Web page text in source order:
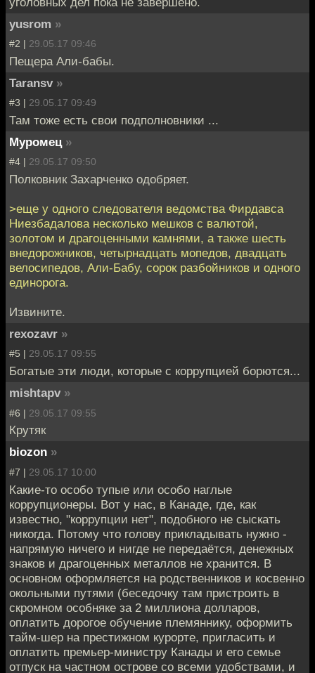
yusrom »
#2 | 29.05.17 09:46
Пещера Али-бабы.
Taransv »
#3 | 29.05.17 09:49
Там тоже есть свои подполновники ...
Муромец »
#4 | 29.05.17 09:50
Полковник Захарченко одобряет.
>еще у одного следователя ведомства Фирдавса
Ниезбадалова несколько мешков с валютой,
золотом и драгоценными камнями, а также шесть
внедорожников, четырнадцать мопедов, двадцать
велосипедов, Али-Бабу, сорок разбойников и одного
единорога.
Извините.
rexozavr »
#5 | 29.05.17 09:55
Богатые эти люди, которые с коррупцией борются...
mishtapv »
#6 | 29.05.17 09:55
Крутяк
biozon »
#7 | 29.05.17 10:00
Какие-то особо тупые или особо наглые
коррупционеры. Вот у нас, в Канаде, где, как
известно, "коррупции нет", подобного не сыскать
никогда. Потому что голову прикладывать нужно -
напрямую ничего и нигде не передаётся, денежных
знаков и драгоценных металлов не хранится. В
основном оформляется на родственников и косвенно
окольными путями (беседочку там пристроить в
скромном особняке за 2 миллиона долларов,
оплатить дорогое обучение племяннику, оформить
тайм-шер на престижном курорте, пригласить и
оплатить премьер-министру Канады и его семье
отпуск на частном острове со всеми удобствами, и